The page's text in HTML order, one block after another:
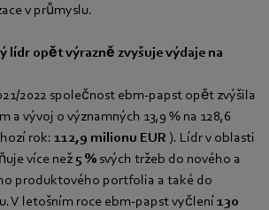
v průmyslu.
lídr opět výrazně zvyšuje výdaje na
2022 společnost ebm-papst opět zvýšila
a vývoj o významných 13,9 % na 128,6
rok: 112,9 milionu EUR ). Lídr v oblasti
více než 5 % svých tržeb do nového a
produktového portfolia a také do
V letošním roce ebm-papst vyčlení130